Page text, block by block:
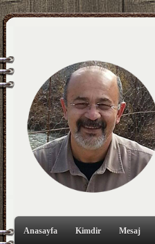
Anasayfa Kimdir Mesaj